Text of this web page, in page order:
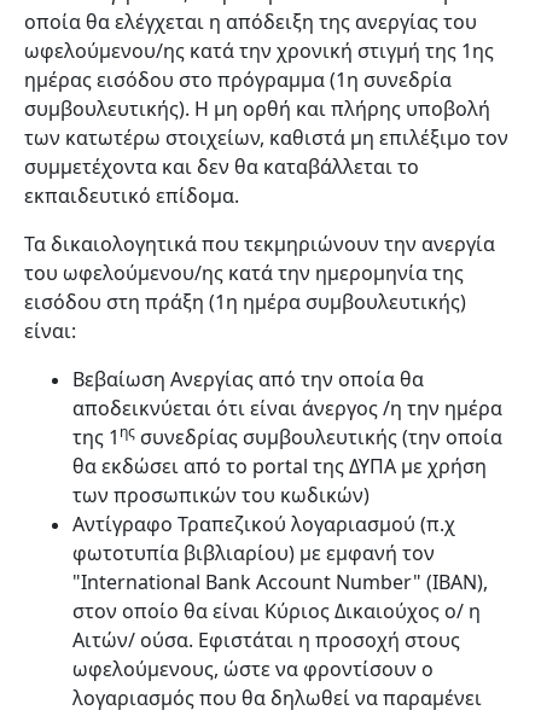
οποία θα ελέγχεται η απόδειξη της ανεργίας του
ωφελούμενου/ης κατά την χρονική στιγμή της 1ης
ημέρας εισόδου στο πρόγραμμα (1η συνεδρία
συμβουλευτικής). Η μη ορθή και πλήρης υποβολή
των κατωτέρω στοιχείων, καθιστά μη επιλέξιμο τον
συμμετέχοντα και δεν θα καταβάλλεται το
εκπαιδευτικό επίδομα.
Τα δικαιολογητικά που τεκμηριώνουν την ανεργία
του ωφελούμενου/ης κατά την ημερομηνία της
εισόδου στη πράξη (1η ημέρα συμβουλευτικής)
είναι:
Βεβαίωση Ανεργίας από την οποία θα
αποδεικνύεται ότι είναι άνεργος /η την ημέρα
της 1 ης συνεδρίας συμβουλευτικής (την οποία
θα εκδώσει από το portal της ΔΥΠΑ με χρήση
των προσωπικών του κωδικών)
Αντίγραφο Τραπεζικού λογαριασμού (π.χ
φωτοτυπία βιβλιαρίου) με εμφανή τον
"International Bank Account Number" (ΙΒΑΝ),
στον οποίο θα είναι Κύριος Δικαιούχος ο/ η
Αιτών/ ούσα. Εφιστάται η προσοχή στους
ωφελούμενους, ώστε να φροντίσουν ο
λογαριασμός που θα δηλωθεί να παραμένει